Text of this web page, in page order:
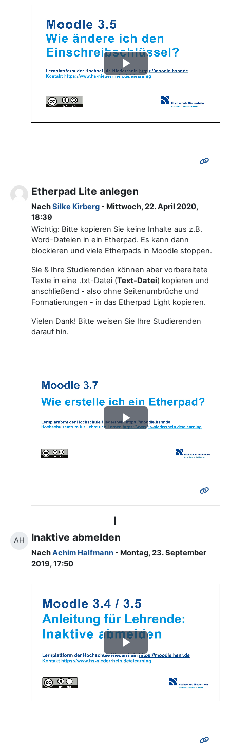
Video
abspielen
Etherpad Lite anlegen
NachSilke Kirberg - Mittwoch, 22. April 2020,
18:39
Wichtig: Bitte kopieren Sie keine Inhalte aus z.B.
Word-Dateien in ein Etherpad. Es kann dann
blockieren und viele Etherpads in Moodle stoppen.
Sie & Ihre Studierenden können aber vorbereitete
Texte in eine .txt-Datei (Text-Datei) kopieren und
anschließend - also ohne Seitenumbrüche und
Formatierungen - in das Etherpad Light kopieren.
Vielen Dank! Bitte weisen Sie Ihre Studierenden
darauf hin.
Video
abspielen
I
AH Inaktive abmelden
NachAchim Halfmann - Montag, 23. September
2019, 17:50
Video
abspielen